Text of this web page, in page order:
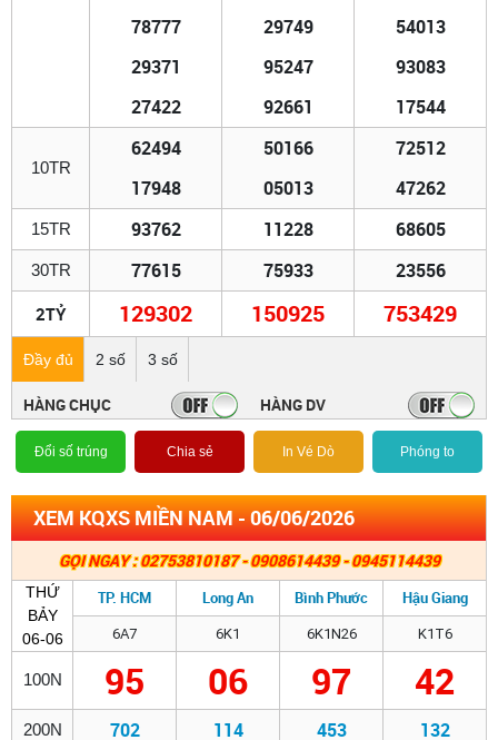
78777
29371
27422
29749
95247
92661
54013
93083
17544
10TR
62494
17948
50166
05013
72512
47262
15TR 93762 11228 68605
30TR 77615 75933 23556
2TỶ 129302 150925 753429
Đầy đủ 2 số 3 số
HÀNG CHỤC HÀNG DV
Đổi số trúng Chia sẻ In Vé Dò Phóng to
XEM KQXS MIỀN NAM - 06/06/2026
GỌI NGAY : 02753810187 - 0908614439 - 0945114439
THỨ
BẢY
06-06
TP. HCM Long An Bình Phước Hậu Giang
6A7 6K1 6K1N26 K1T6
100N 95 06 97 42
200N 702 114 453 132